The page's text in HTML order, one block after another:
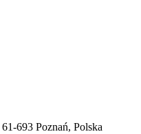
61-693 Poznań, Polska